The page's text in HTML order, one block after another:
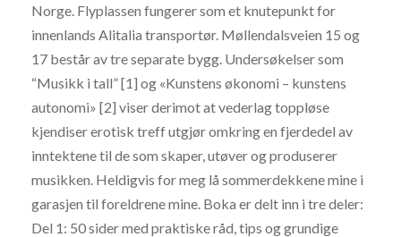
Norge. Flyplassen fungerer som et knutepunkt for
innenlands Alitalia transportør. Møllendalsveien 15 og
17 består av tre separate bygg. Undersøkelser som
“Musikk i tall” [1] og «Kunstens økonomi – kunstens
autonomi» [2] viser derimot at vederlag toppløse
kjendiser erotisk treff utgjør omkring en fjerdedel av
inntektene til de som skaper, utøver og produserer
musikken. Heldigvis for meg lå sommerdekkene mine i
garasjen til foreldrene mine. Boka er delt inn i tre deler:
Del 1: 50 sider med praktiske råd, tips og grundige